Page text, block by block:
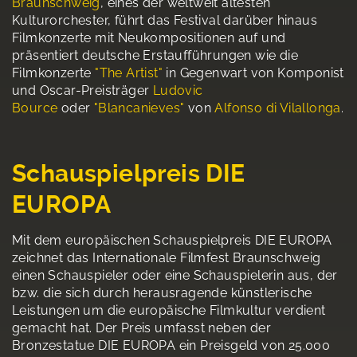
Kulturorchester, führt das Festival darüber hinaus
Filmkonzerte mit Neukompositionen auf und
präsentiert deutsche Erstaufführungen wie die
Filmkonzerte "The Artist" in Gegenwart von Komponist
und Oscar-Preisträger Ludovic
Bource oder "Blancanieves" vonAlfonso di Vilallonga.
Schauspielpreis DIE
EUROPA
Mit dem europäischen Schauspielpreis DIE EUROPA
zeichnet das Internationale Filmfest Braunschweig
einen Schauspieler oder eine Schauspielerin aus, der
bzw. die sich durch herausragende künstlerische
Leistungen um die europäische Filmkultur verdient
gemacht hat. Der Preis umfasst neben der
Bronzestatue DIE EUROPA ein Preisgeld von 25.000